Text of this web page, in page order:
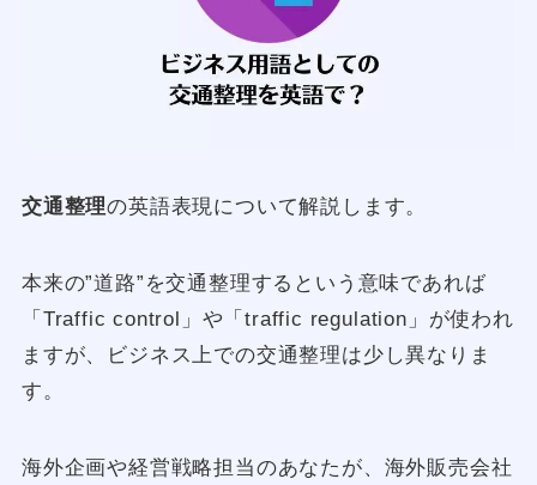
交通整理の英語表現について解説します。
本来の”道路”を交通整理するという意味であれば
「Traffic control」や「traffic regulation」が使われ
ますが、ビジネス上での交通整理は少し異なりま
す。
海外企画や経営戦略担当のあなたが、海外販売会社